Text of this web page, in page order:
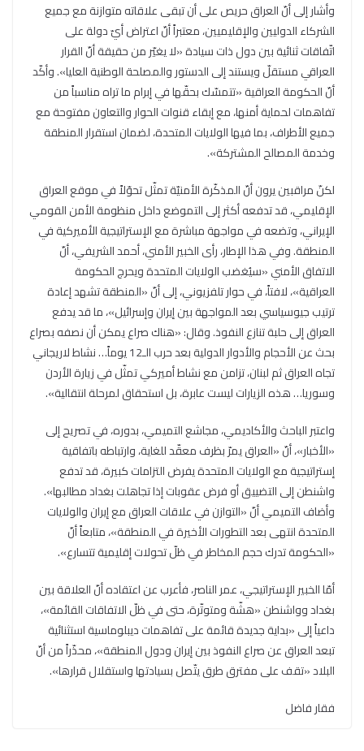
وأشار إلى أنّ العراق حريص على أن تبقى علاقاته متوازنة مع جميع
الشركاء الدوليين والإقليميين، معتبراً أنّ اعتراض أيّ دولة على
اتّفاقات ثنائية بين دول ذات سيادة «لا يغيّر من حقيقة أنّ القرار
العراقي مستقلّ ويستند إلى الدستور والمصلحة الوطنية العليا». وأكّد
أنّ الحكومة العراقية «تتمسّك بحقّها في إبرام ما تراه مناسباً من
تفاهمات لحماية أمنها، مع إبقاء قنوات الحوار والتعاون مفتوحة مع
جميع الأطراف، بما فيها الولايات المتحدة، لضمان استقرار المنطقة
وخدمة المصالح المشتركة».
لكنّ مراقبين يرون أنّ المذكّرة الأمنيّة تمثّل تحوّلاً في موقع العراق
الإقليمي، قد تدفعه أكثر إلى التموضع داخل منظومة الأمن القومي
الإيراني، وتضعه في مواجهة مباشرة مع الإستراتيجية الأميركية في
المنطقة. وفي هذا الإطار، رأى الخبير الأمني، أحمد الشريفي، أنّ
الاتفاق الأمني «سيُغضب الولايات المتحدة ويحرج الحكومة
العراقية»، لافتاً، في حوار تلفزيوني، إلى أنّ «المنطقة تشهد إعادة
ترتيب جيوسياسي بعد المواجهة بين إيران وإسرائيل»، ما قد يدفع
العراق إلى حلبة تنازع النفوذ. وقال: «هناك صراع يمكن أن نصفه بصراع
بحث عن الأحجام والأدوار الدولية بعد حرب الـ12 يوماً… نشاط لاريجاني
تجاه العراق ثم لبنان، تزامن مع نشاط أميركي تمثّل في زيارة الأردن
وسوريا… هذه الزيارات ليست عابرة، بل استحقاق لمرحلة انتقالية».
واعتبر الباحث والأكاديمي، مجاشع التميمي، بدوره، في تصريح إلى
«الأخبار»، أنّ «العراق يمرّ بظرف معقّد للغاية، وارتباطه باتفاقية
إستراتيجية مع الولايات المتحدة يفرض التزامات كبيرة، قد تدفع
واشنطن إلى التضييق أو فرض عقوبات إذا تجاهلت بغداد مطالبها».
وأضاف التميمي أنّ «التوازن في علاقات العراق مع إيران والولايات
المتحدة انتهى بعد التطورات الأخيرة في المنطقة»، متابعاً أنّ
«الحكومة تدرك حجم المخاطر في ظلّ تحولات إقليمية تتسارع».
أمّا الخبير الإستراتيجي، عمر الناصر، فأعرب عن اعتقاده أنّ العلاقة بين
بغداد وواشنطن «هشّة ومتوتّرة، حتى في ظلّ الاتفاقات القائمة»،
داعياً إلى «بداية جديدة قائمة على تفاهمات ديبلوماسية استثنائية
تبعد العراق عن صراع النفوذ بين إيران ودول المنطقة»، محذّراً من أنّ
البلاد «تقف على مفترق طرق يتّصل بسيادتها واستقلال قرارها».
فقار فاضل